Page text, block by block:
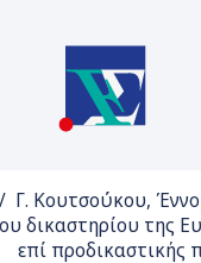
/ Γ. Κουτσούκου,
δικαστηρίου της
επί